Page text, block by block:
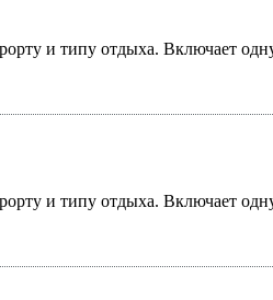
и типу отдыха. Включает
и типу отдыха. Включает